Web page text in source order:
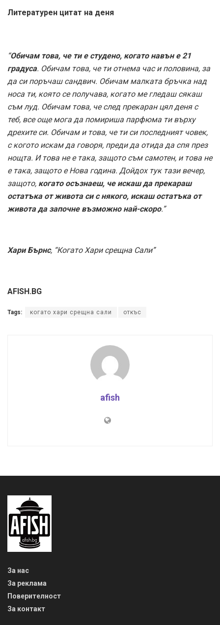
Литературен цитат на деня
“Обичам това, че ти е студено, когато навън е 21
градуса. Обичам това, че ти отнема час и половина, за
да си поръчаш сандвич. Обичам малката бръчка над
носа ти, която се получава, когато ме гледаш сякаш
съм луд. Обичам това, че след прекаран цял деня с
теб, все още мога да помириша парфюма ти върху
дрехите си. Обичам и това, че ти си последният човек,
с когото искам да говоря, преди да отида да спя през
нощта. И това не е така, защото съм самотен, и това не
е така, защото е Нова година. Дойдох тук тази вечер,
защото, когато осъзнаеш, че искаш да прекараш
остатъка от живота си с някого, искаш остатъка от
живота да започне възможно най-скоро.”
Хари Бърнс, “Когато Хари срещна Сали”
AFISH.BG
Tags: когато хари срещна сали откъс
afish
За нас
За реклама
Поверителност
За контакт